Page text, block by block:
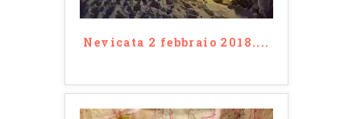
Nevicata 2 febbraio 2018....